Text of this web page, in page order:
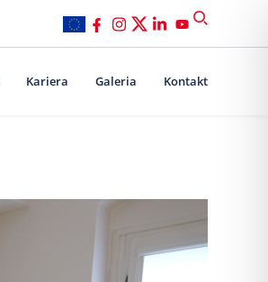
Kariera Galeria Kontakt